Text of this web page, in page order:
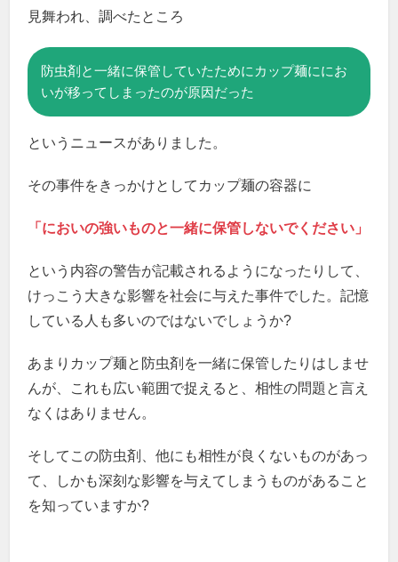
見舞われ、調べたところ
防虫剤と一緒に保管していたためにカップ麺ににお
いが移ってしまったのが原因だった
というニュースがありました。
その事件をきっかけとしてカップ麺の容器に
「においの強いものと一緒に保管しないでください」
という内容の警告が記載されるようになったりして、
けっこう大きな影響を社会に与えた事件でした。記憶
している人も多いのではないでしょうか?
あまりカップ麺と防虫剤を一緒に保管したりはしませ
んが、これも広い範囲で捉えると、相性の問題と言え
なくはありません。
そしてこの防虫剤、他にも相性が良くないものがあっ
て、しかも深刻な影響を与えてしまうものがあること
を知っていますか?